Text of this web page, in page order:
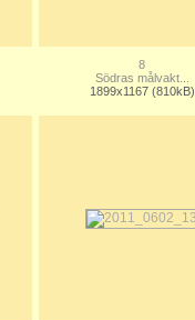
8
Södras målvakt...
1899x1167 (810kB)